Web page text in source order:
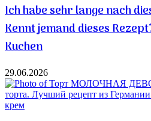
Ich habe sehr lange nach
Kennt jemand dieses
Kuchen
29.06.2026